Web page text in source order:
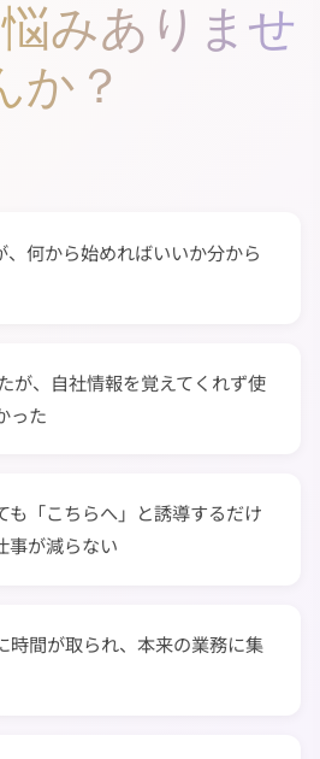
みありませ
か？
、何から始めればいいか分から
が、自社情報を覚えてくれず使
った
も「こちらへ」と誘導するだけ
事が減らない
時間が取られ、本来の業務に集